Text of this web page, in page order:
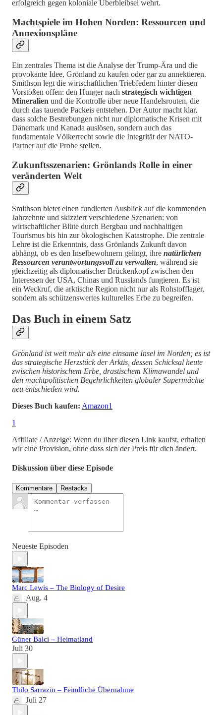
erfolgreich gegen koloniale Überbleibsel wehrt.
Machtspiele im Hohen Norden: Ressourcen und
Annexionspläne
Ein zentrales Thema ist die Analyse der Trump-Ära und die
provokante Idee, Grönland zu kaufen oder gar zu annektieren.
Smithson legt die wirtschaftlichen Triebfedern hinter diesen
Vorstößen offen: den Hunger nach strategisch wichtigen
Mineralien und die Kontrolle über neue Handelsrouten, die
durch das tauende Packeis entstehen. Der Autor macht klar,
dass solche Bestrebungen nicht nur diplomatische Krisen mit
Dänemark und Kanada auslösen, sondern auch das
fundamentale Völkerrecht sowie die Integrität der NATO-
Partner auf die Probe stellen.
Zukunftsszenarien: Grönlands Rolle in einer
veränderten Welt
Smithson bietet einen fundierten Ausblick auf die kommenden
Jahrzehnte und skizziert verschiedene Szenarien: von
wirtschaftlicher Blüte durch Bergbau und nachhaltigen
Tourismus bis hin zur ökologischen Katastrophe. Die zentrale
Lehre ist die Erkenntnis, dass Grönlands Zukunft davon
abhängt, ob es den Inselbewohnern gelingt, ihre natürlichen
Ressourcen verantwortungsvoll zu verwalten, während sie
gleichzeitig als diplomatischer Brückenkopf zwischen den
Interessen der USA, Chinas und Russlands fungieren. Es ist
ein Weckruf, die arktische Region nicht nur als Rohstofflager,
sondern als schützenswertes kulturelles Erbe zu begreifen.
Das Buch in einem Satz
Grönland ist weit mehr als eine einsame Insel im Norden; es ist
das strategische Herzstück der Arktis, dessen Schicksal heute
zwischen historischem Erbe, drastischem Klimawandel und
den machtpolitischen Begehrlichkeiten globaler Supermächte
neu entschieden wird.
Dieses Buch kaufen: Amazon1
1
Affiliate / Anzeige: Wenn du über diesen Link kaufst, erhalten
wir eine Provision, ohne dass sich der Preis für dich ändert.
Diskussion über diese Episode
Kommentare Restacks
Neueste Episoden
Marc Lewis – The Biology of Desire
Aug. 4
Güner Balci – Heimatland
Juli 30
Thilo Sarrazin – Feindliche Übernahme
Juli 27